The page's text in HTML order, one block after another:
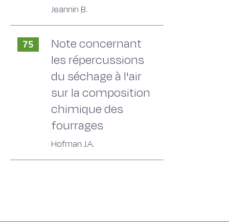
Jeannin B.
75
Note concernant
les répercussions
du séchage à l'air
sur la composition
chimique des
fourrages
Hofman J.A.